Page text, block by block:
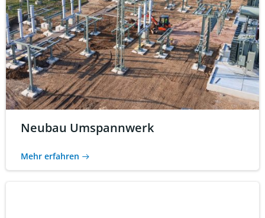
Neubau Umspannwerk
Mehr erfahren